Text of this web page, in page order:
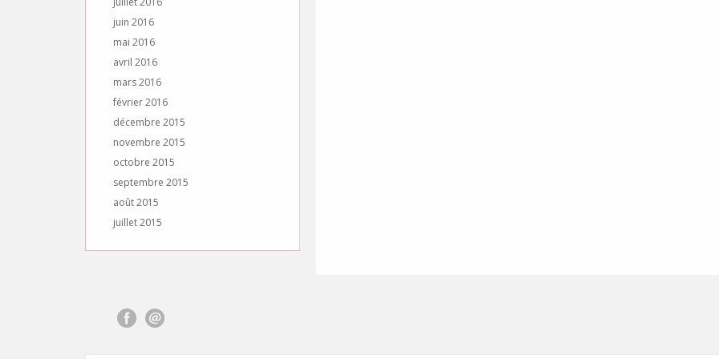
juin 2016
mai 2016
avril 2016
mars 2016
février 2016
décembre 2015
novembre 2015
octobre 2015
septembre 2015
août 2015
juillet 2015